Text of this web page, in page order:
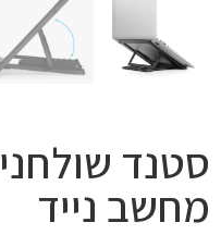
סטנד
מחשב נייד